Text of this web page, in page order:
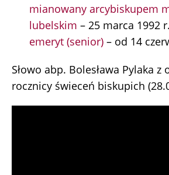
mianowany arcybiskupem
lubelskim – 25 marca 1992 r.
emeryt (senior) – od 14
Słowo abp. Bolesława Pylaka z
rocznicy świeceń biskupich